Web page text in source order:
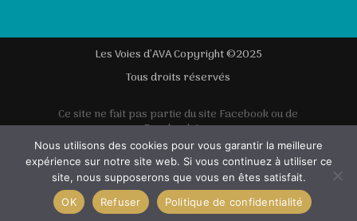
Les Voies d’AVACopyright ©2025
Tous droits réservés
Ce site ne fait pas partie du site Facebook ou de
Facebook Inc.
En outre, ce site n’est pas approuvé par Facebook en
aucune façon. FACEBOOK est une marque déposée de
FACEBOOK, Inc.
Nous utilisons des cookies pour vous garantir la meilleure
expérience sur notre site web. Si vous continuez à utiliser ce
site, nous supposerons que vous en êtes satisfait.
OK
Refuser Politique de confidentialité